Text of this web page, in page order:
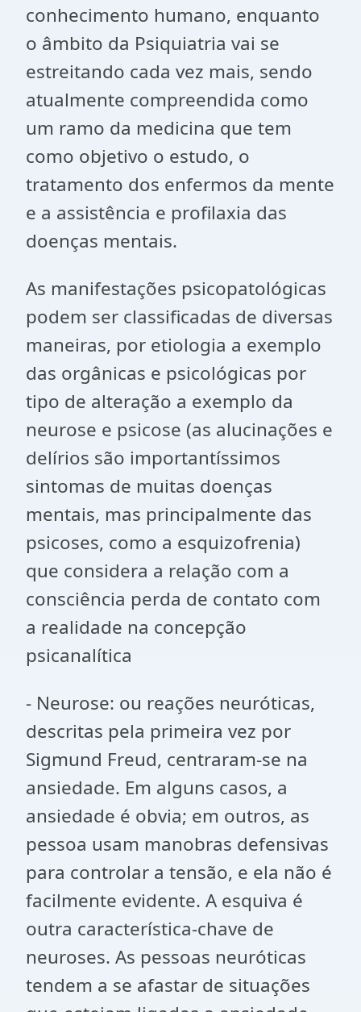
conhecimento humano, enquanto
o âmbito da Psiquiatria vai se
estreitando cada vez mais, sendo
atualmente compreendida como
um ramo da medicina que tem
como objetivo o estudo, o
tratamento dos enfermos da mente
e a assistência e profilaxia das
doenças mentais.
As manifestações psicopatológicas
podem ser classificadas de diversas
maneiras, por etiologia a exemplo
das orgânicas e psicológicas por
tipo de alteração a exemplo da
neurose e psicose (as alucinações e
delírios são importantíssimos
sintomas de muitas doenças
mentais, mas principalmente das
psicoses, como a esquizofrenia)
que considera a relação com a
consciência perda de contato com
a realidade na concepção
psicanalítica
- Neurose: ou reações neuróticas,
descritas pela primeira vez por
Sigmund Freud, centraram-se na
ansiedade. Em alguns casos, a
ansiedade é obvia; em outros, as
pessoa usam manobras defensivas
para controlar a tensão, e ela não é
facilmente evidente. A esquiva é
outra característica-chave de
neuroses. As pessoas neuróticas
tendem a se afastar de situações